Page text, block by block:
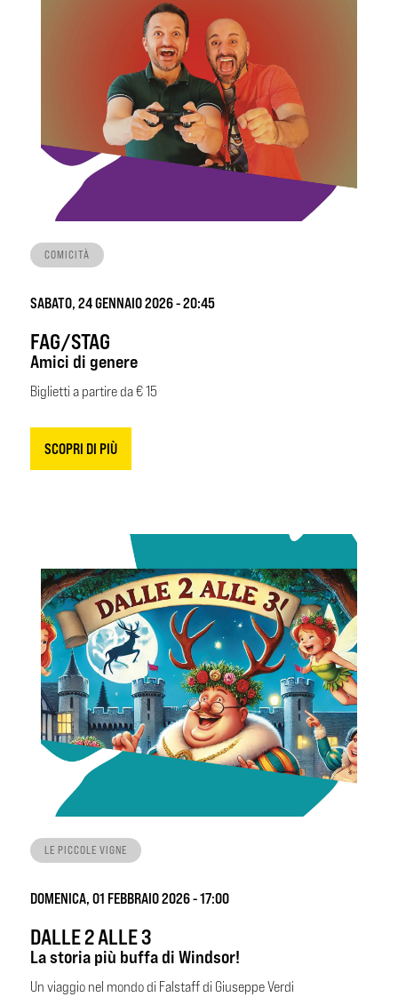
COMICITÀ
SABATO, 24 GENNAIO 2026 - 20:45
FAG/STAG
Amici di genere
Biglietti a partire da € 15
SCOPRI DI PIÙ
LE PICCOLE VIGNE
DOMENICA, 01 FEBBRAIO 2026 - 17:00
DALLE 2 ALLE 3
La storia più buffa di Windsor!
Un viaggio nel mondo di Falstaff di Giuseppe Verdi